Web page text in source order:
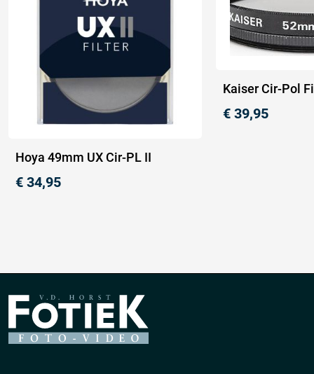
Hoya 49mm UX Cir-PL II
€ 34,95
Kaiser Cir-Pol
€ 39,95